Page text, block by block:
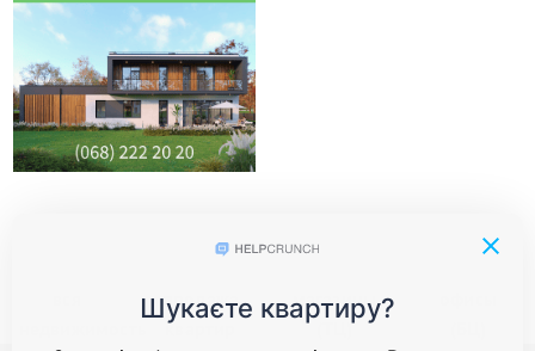
продажа
квартир
магазины
(ТЦ)